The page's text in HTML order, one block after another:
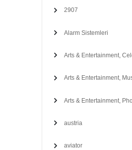
2907
Alarm Sistemleri
Arts & Entertainment,
Arts & Entertainment,
Arts & Entertainment,
austria
aviator